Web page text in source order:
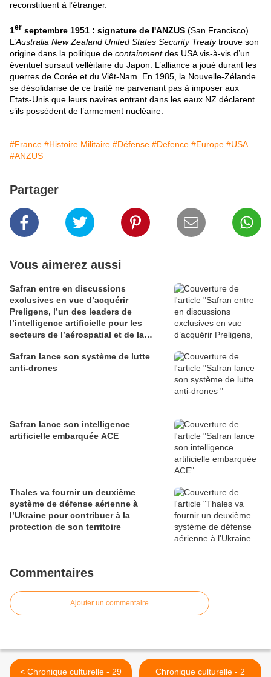
reconstituent à l’étranger.
1er septembre 1951 : signature de l'ANZUS (San Francisco).
L’Australia New Zealand United States Security Treatytrouve son
origine dans la politique de containmentdes USA vis-à-vis d’un
éventuel sursaut velléitaire du Japon. L’alliance a joué durant les
guerres de Corée et du Viêt-Nam. En 1985, la Nouvelle-Zélande
se désolidarise de ce traité ne parvenant pas à imposer aux
Etats-Unis que leurs navires entrant dans les eaux NZ déclarent
s’ils possèdent de l’armement nucléaire.
#France #Histoire Militaire #Défense #Defence #Europe #USA
#ANZUS
Partager
Vous aimerez aussi
Safran entre en discussions
exclusives en vue d’acquérir
Preligens, l’un des leaders de
l’intelligence artificielle pour les
secteurs de l’aérospatial et de la
Safran lance son système de lutte
anti-drones
Safran lance son intelligence
artificielle embarquée ACE
Thales va fournir un deuxième
système de défense aérienne à
l’Ukraine pour contribuer à la
protection de son territoire
Commentaires
Ajouter un commentaire
< Chronique culturelle - 29
Chronique culturelle - 2